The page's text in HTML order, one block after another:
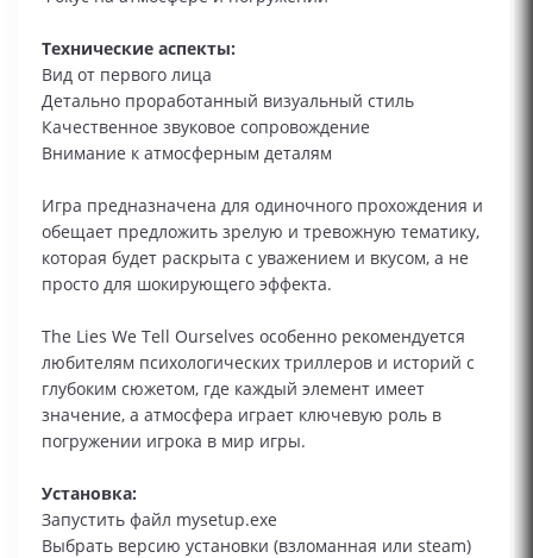
Технические аспекты:
Вид от первого лица
Детально проработанный визуальный стиль
Качественное звуковое сопровождение
Внимание к атмосферным деталям
Игра предназначена для одиночного прохождения и
обещает предложить зрелую и тревожную тематику,
которая будет раскрыта с уважением и вкусом, а не
просто для шокирующего эффекта.
The Lies We Tell Ourselves особенно рекомендуется
любителям психологических триллеров и историй с
глубоким сюжетом, где каждый элемент имеет
значение, а атмосфера играет ключевую роль в
погружении игрока в мир игры.
Установка:
Запустить файл mysetup.exe
Выбрать версию установки (взломанная или steam)